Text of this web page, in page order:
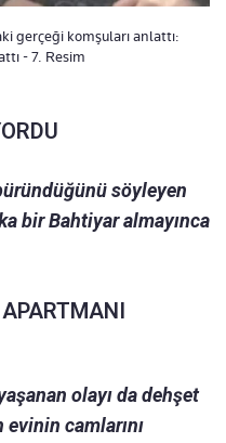
gerçeği komşuları anlattı:
- 7. Resim
söyleyen
bir Bahtiyar almayınca
olayı da dehşet
camlarını